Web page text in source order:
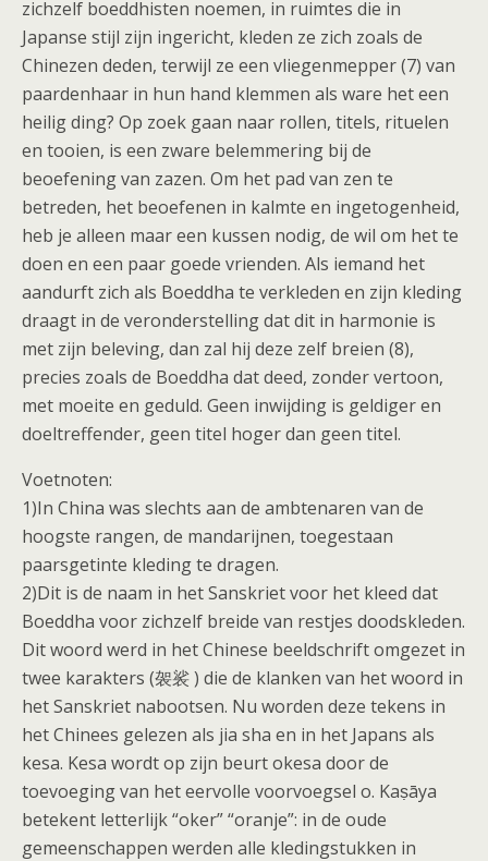
zichzelf boeddhisten noemen, in ruimtes die in
Japanse stijl zijn ingericht, kleden ze zich zoals de
Chinezen deden, terwijl ze een vliegenmepper (7) van
paardenhaar in hun hand klemmen als ware het een
heilig ding? Op zoek gaan naar rollen, titels, rituelen
en tooien, is een zware belemmering bij de
beoefening van zazen. Om het pad van zen te
betreden, het beoefenen in kalmte en ingetogenheid,
heb je alleen maar een kussen nodig, de wil om het te
doen en een paar goede vrienden. Als iemand het
aandurft zich als Boeddha te verkleden en zijn kleding
draagt in de veronderstelling dat dit in harmonie is
met zijn beleving, dan zal hij deze zelf breien (8),
precies zoals de Boeddha dat deed, zonder vertoon,
met moeite en geduld. Geen inwijding is geldiger en
doeltreffender, geen titel hoger dan geen titel.
Voetnoten:
1)In China was slechts aan de ambtenaren van de
hoogste rangen, de mandarijnen, toegestaan
paarsgetinte kleding te dragen.
2)Dit is de naam in het Sanskriet voor het kleed dat
Boeddha voor zichzelf breide van restjes doodskleden.
Dit woord werd in het Chinese beeldschrift omgezet in
twee karakters (袈裟 ) die de klanken van het woord in
het Sanskriet nabootsen. Nu worden deze tekens in
het Chinees gelezen als jia sha en in het Japans als
kesa. Kesa wordt op zijn beurt okesa door de
toevoeging van het eervolle voorvoegsel o. Kaṣāya
betekent letterlijk “oker” “oranje”: in de oude
gemeenschappen werden alle kledingstukken in